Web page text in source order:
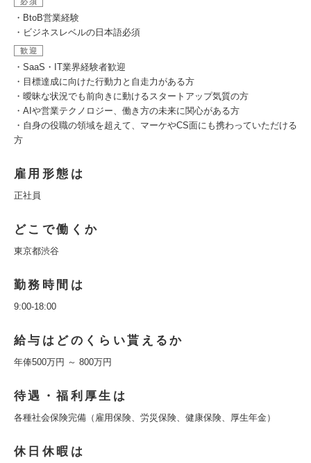
・BtoB営業経験
・ビジネスレベルの日本語必須
歓迎
・SaaS・IT業界経験者歓迎
・目標達成に向けた行動力と自走力がある方
・曖昧な状況でも前向きに動けるスタートアップ気質の方
・AIや営業テクノロジー、働き方の未来に関心がある方
・自身の役職の領域を超えて、マーケやCS面にも携わっていただける
方
雇用形態は
正社員
どこで働くか
東京都渋谷
勤務時間は
9:00-18:00
給与はどのくらい貰えるか
年俸500万円 ～ 800万円
待遇・福利厚生は
各種社会保険完備（雇用保険、労災保険、健康保険、厚生年金）
休日休暇は